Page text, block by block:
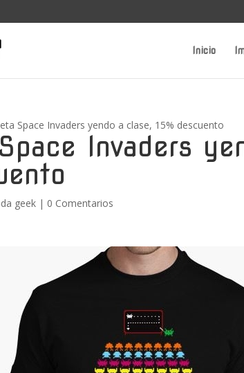
Inicio
Space Invaders yendo a clase, 15% descuento
Invaders
geek | 0 Comentarios